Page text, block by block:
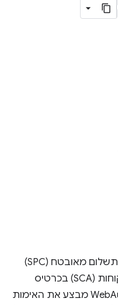
מוכרים יכולים להשתמש באישור תשלום מאובטח (SPC)
כחלק מתהליך אימות חזק של לקוחות (SCA) בכרטיס
אשראי או בחשבון בנק נתון. WebAuthn מבצע את האימות